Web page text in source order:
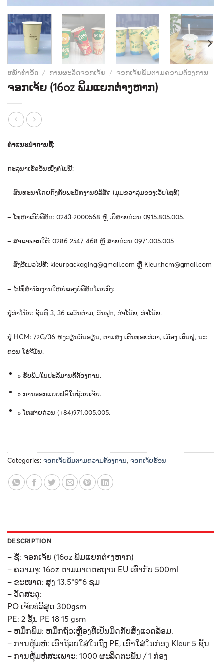
ຫນ້າທໍາອິດ / ການຜະລິດຈອກເຈ້ຍ / ຈອກເຈ້ຍພິມຕາມຄວາມຕ້ອງການ
ຈອກເຈ້ຍ (16oz ພິມແຍກຕ່າງຫາກ)
ຄໍາແນະນໍາການຊື້:
ກະລຸນາເຮັດອັນໜຶ່ງຕໍ່ໄປນີ້:
– ສົນທະນາໂດຍກົງກັບພະນັກງານບໍລິສັດ (ມຸມຂວາລຸ່ມຂອງເວັບໄຊທ​)
–ໂທຫາເບີບໍລິສັດ: 0243-2000568 ຫຼື ເບີສາຍດ່ວນ 0915.805.005.
– ສາຂາພາກໃຕ້: 0286 2547 468 ຫຼື ສາຍດ່ວນ 0971.005.005
– ສົ່ງອີເມວໄປທີ່: kleurpackaging@gmail.com ຫຼື Kleur.hcm@gmail.com
– ໄປທີ່ສໍານັກງານໃຫຍ່ຂອງບໍລິສັດໂດຍກົງ​:
ຢູ່ຮ່າໂນ້ຍ: ຊັ້ນທີ 3, 36 ​ ເລວັນຕ່າມ, ​ ວັນຟຸກ, ຮ່າໂນ້ຍ, ຮ່າໂນ້ຍ.
ຢູ່ HCM: 72G/36 ຫງວຽນວັນອຽນ, ຕາແສງ ເຕີນທອຍຮ່ວາ, ເມືອງ ເຕີນຝູ, ນະ
ຄອນ ໂຮ່ຈີມິນ.
» ຮັບພິມໃນປະລິມານທີ່ຕ້ອງການ.
» ການອອກແບບຟຣີໃນຖ້ວຍເຈ້ຍ.
»ໂທສາຍດ່ວນ (+84)971.005.005.
Categories: ຈອກເຈ້ຍພິມຕາມຄວາມຕ້ອງການ ຈອກເຈ້ຍຮ້ອນ
DESCRIPTION
– ຊື່: ຈອກເຈ້ຍ (16oz ພິມແຍກຕ່າງຫາກ)
– ຄວາມຈຸ: 16oz ຕາມມາດຕະຖານ EU ເທົ່າກັບ 500ml
– ຂະໜາດ: ສູງ 13.5*9*6 ຊມ
– ວັດສະດຸ:
PO ເຈ້ຍບໍລິສຸດ 300gsm
PE: 2 ຊັ້ນ PE 18 15 gsm
– ຫມຶກພິມ: ຫມຶກຖົ່ວເຫຼືອງທີ່ເປັນມິດກັບສິ່ງແວດລ້ອມ.
– ການຫຸ້ມຫໍ່: ເອົາຖ້ວຍໃສ່ໃນຖົງ PE, ເອົາໃສ່ໃນກ່ອງ Kleur 5 ຊັ້ນ
– ການຫຸ້ມຫໍ່ສະເພາະ: 1000 ຜະລິດຕະພັນ / 1 ກ່ອງ